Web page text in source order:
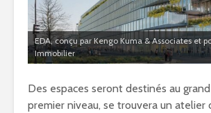
EDA, conçu par Kengo Kuma & Associates et
Immobilier
Des espaces seront destinés au
premier niveau, se trouvera un atelier